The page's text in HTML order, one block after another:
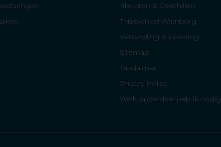
Klachten & Geschillen
Thuiswinkel Waarborg
Verzending & Levering
Sitemap
Disclaimer
Privacy Policy
Welk onderdeel heb ik nodig